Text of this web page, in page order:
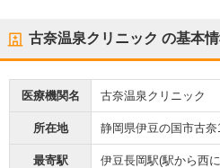
古奈温泉クリニック の基本
医療機関名 古奈温泉クリニック
所在地 静岡県伊豆の国市古奈
最寄駅 伊豆長岡駅(駅から西